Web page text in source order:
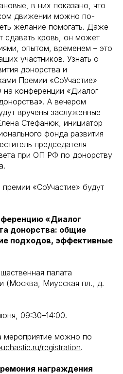
в них показано, что
движении можно по-
желание помогать. Даже
сдавать кровь, он может
опытом, временем – это
участников. Узнать о
донорства и
Премии «СоУчастие»
конференции «Диалог
А вечером
вручены заслуженные
Стефанюк, инициатор
фонда развития
председателя
при ОП РФ по донорству
«СоУчастие» будут
«Диалог
донорства: общие
подходов, эффективные
палата
(Москва, Миусская пл., д.
09:30–14:00.
мероприятие можно по
registration.
награждения